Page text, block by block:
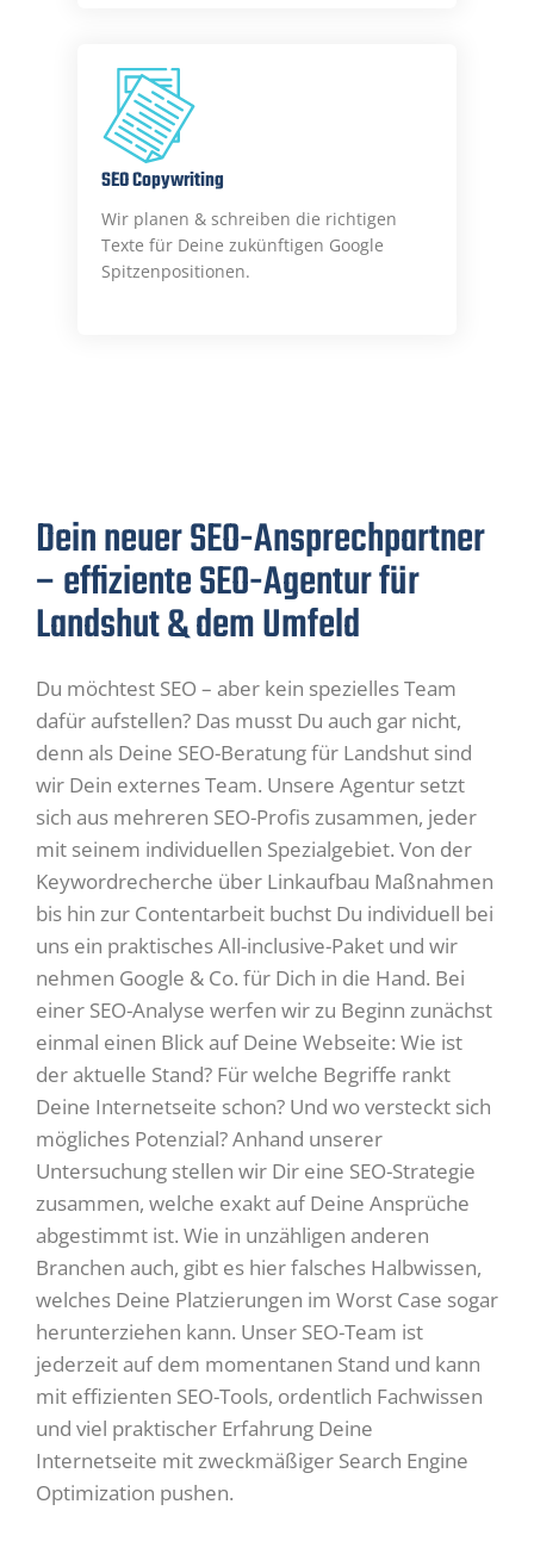
SEO Copywriting
Wir planen & schreiben die richtigen
Texte für Deine zukünftigen Google
Spitzenpositionen.
Dein neuer SEO-Ansprechpartner
– effiziente SEO-Agentur für
Landshut & dem Umfeld
Du möchtest SEO – aber kein spezielles Team
dafür aufstellen? Das musst Du auch gar nicht,
denn als Deine SEO-Beratung für Landshut sind
wir Dein externes Team. Unsere Agentur setzt
sich aus mehreren SEO-Profis zusammen, jeder
mit seinem individuellen Spezialgebiet. Von der
Keywordrecherche über Linkaufbau Maßnahmen
bis hin zur Contentarbeit buchst Du individuell bei
uns ein praktisches All-inclusive-Paket und wir
nehmen Google & Co. für Dich in die Hand. Bei
einer SEO-Analyse werfen wir zu Beginn zunächst
einmal einen Blick auf Deine Webseite: Wie ist
der aktuelle Stand? Für welche Begriffe rankt
Deine Internetseite schon? Und wo versteckt sich
mögliches Potenzial? Anhand unserer
Untersuchung stellen wir Dir eine SEO-Strategie
zusammen, welche exakt auf Deine Ansprüche
abgestimmt ist. Wie in unzähligen anderen
Branchen auch, gibt es hier falsches Halbwissen,
welches Deine Platzierungen im Worst Case sogar
herunterziehen kann. Unser SEO-Team ist
jederzeit auf dem momentanen Stand und kann
mit effizienten SEO-Tools, ordentlich Fachwissen
und viel praktischer Erfahrung Deine
Internetseite mit zweckmäßiger Search Engine
Optimization pushen.